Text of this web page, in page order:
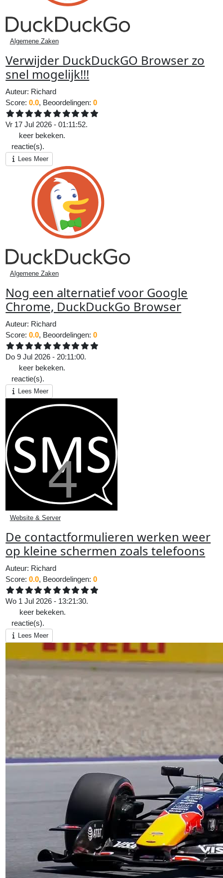
Algemene Zaken
Verwijder DuckDuckGO Browser zo
snel mogelijk!!!
Auteur: Richard
Score:0.0, Beoordelingen:0
Vr 17 Jul 2026 - 01:11:52.
keer bekeken.
reactie(s).
Lees Meer
Algemene Zaken
Nog een alternatief voor Google
Chrome, DuckDuckGo Browser
Auteur: Richard
Score:0.0, Beoordelingen:0
Do 9 Jul 2026 - 20:11:00.
keer bekeken.
reactie(s).
Lees Meer
Website & Server
De contactformulieren werken weer
op kleine schermen zoals telefoons
Auteur: Richard
Score:0.0, Beoordelingen:0
Wo 1 Jul 2026 - 13:21:30.
keer bekeken.
reactie(s).
Lees Meer